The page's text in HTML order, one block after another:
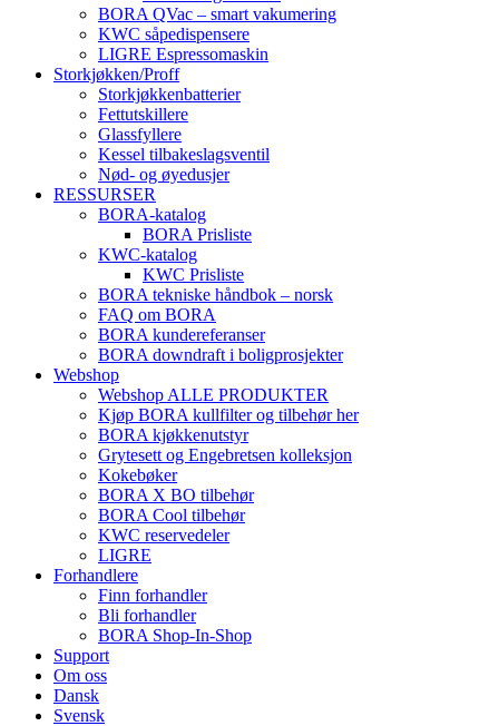
BORA QVac – smart vakumering
KWC såpedispensere
LIGRE Espressomaskin
Storkjøkken/Proff
Storkjøkkenbatterier
Fettutskillere
Glassfyllere
Kessel tilbakeslagsventil
Nød- og øyedusjer
RESSURSER
BORA-katalog
BORA Prisliste
KWC-katalog
KWC Prisliste
BORA tekniske håndbok – norsk
FAQ om BORA
BORA kundereferanser
BORA downdraft i boligprosjekter
Webshop
Webshop ALLE PRODUKTER
Kjøp BORA kullfilter og tilbehør her
BORA kjøkkenutstyr
Grytesett og Engebretsen kolleksjon
Kokebøker
BORA X BO tilbehør
BORA Cool tilbehør
KWC reservedeler
LIGRE
Forhandlere
Finn forhandler
Bli forhandler
BORA Shop-In-Shop
Support
Om oss
Dansk
Svensk